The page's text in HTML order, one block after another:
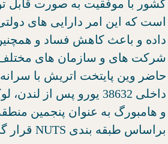
کشور با موفقیت به صورت قابل
است که این امر دارایی های
داده و باعث کاهش فساد و
شرکت های و سازمان های
حاضر وین پایتخت اتریش با سرانه
داخلی 38632 یورو پس از
و هامبورگ به عنوان پنجمین
براساس طبقه بندی NUTS قرار گرفته است.